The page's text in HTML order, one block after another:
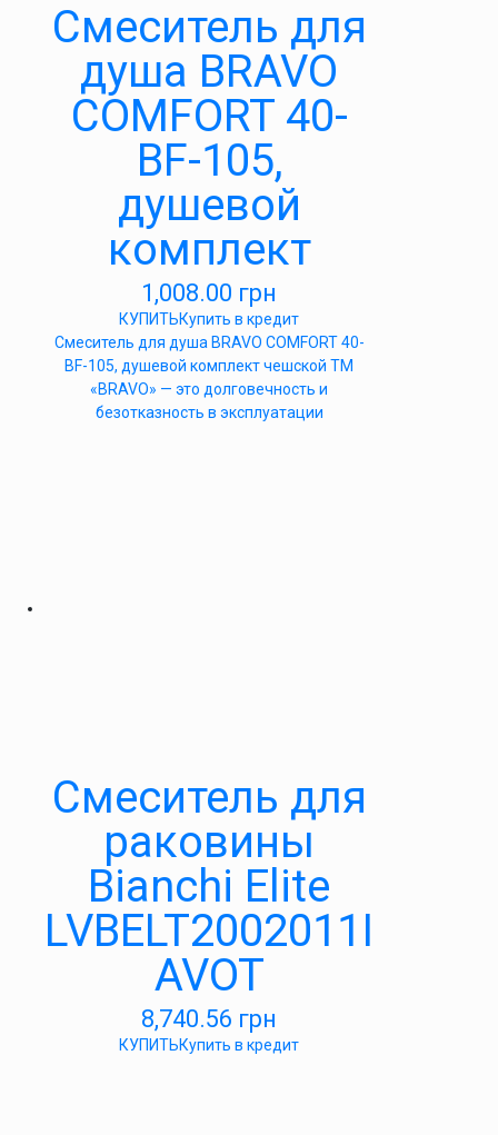
Cмеситель для
душа BRAVO
COMFORT 40-
BF-105,
душевой
комплект
1,008.00 грн
КУПИТЬКупить в кредит
Cмеситель для душа BRAVO COMFORT 40-
BF-105, душевой комплект чешской ТМ
«BRAVO» — это долговечность и
безотказность в эксплуатации
Смеситель для
раковины
Bianchi Elite
LVBELT2002011I
AVOT
8,740.56 грн
КУПИТЬКупить в кредит